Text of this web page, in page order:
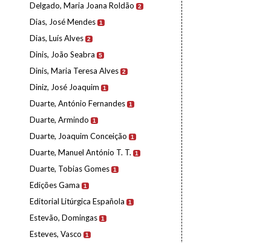
Delgado, Maria Joana Roldão 2
Dias, José Mendes 1
Dias, Luís Alves 2
Dinis, João Seabra 5
Dinis, Maria Teresa Alves 2
Diniz, José Joaquim 1
Duarte, António Fernandes 1
Duarte, Armindo 1
Duarte, Joaquim Conceição 1
Duarte, Manuel António T. T. 1
Duarte, Tobias Gomes 1
Edições Gama 1
Editorial Litúrgica Española 1
Estevão, Domingas 1
Esteves, Vasco 1